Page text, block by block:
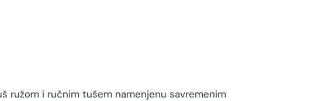
ružom i ručnim tušem namenjenu savremenim